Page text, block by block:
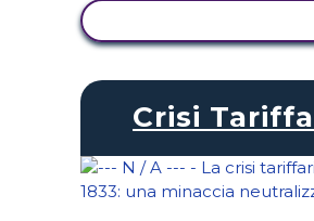
Crisi